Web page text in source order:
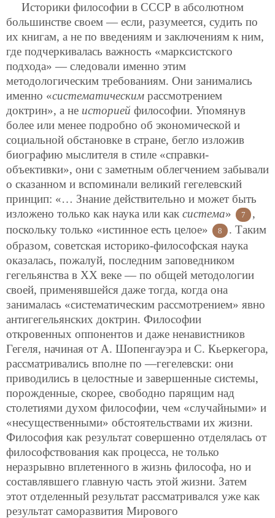
Историки философии в СССР в абсолютном
большинстве своем — если, разумеется, судить по
их книгам, а не по введениям и заключениям к ним,
где подчеркивалась важность «марксистского
подхода» — следовали именно этим
методологическим требованиям. Они занимались
именно «систематическим рассмотрением
доктрин», а не историей философии. Упомянув
более или менее подробно об экономической и
социальной обстановке в стране, бегло изложив
биографию мыслителя в стиле «справки-
объективки», они с заметным облегчением забывали
о сказанном и вспоминали великий гегелевский
принцип: «… Знание действительно и может быть
изложено только как наука или как система» 7
,
поскольку только «истинное есть целое»
8
. Таким
образом, советская историко-философская наука
оказалась, пожалуй, последним заповедником
гегельянства в ХХ веке — по общей методологии
своей, применявшейся даже тогда, когда она
занималась «систематическим рассмотрением» явно
антигегельянских доктрин. Философии
откровенных оппонентов и даже ненавистников
Гегеля, начиная от А. Шопенгауэра и С. Кьеркегора,
рассматривались вполне по —гегелевски: они
приводились в целостные и завершенные системы,
порожденные, скорее, свободно парящим над
столетиями духом философии, чем «случайными» и
«несущественными» обстоятельствами их жизни.
Философия как результат совершенно отделялась от
философствования как процесса, не только
неразрывно вплетенного в жизнь философа, но и
составлявшего главную часть этой жизни. Затем
этот отделенный результат рассматривался уже как
результат саморазвития Мирового